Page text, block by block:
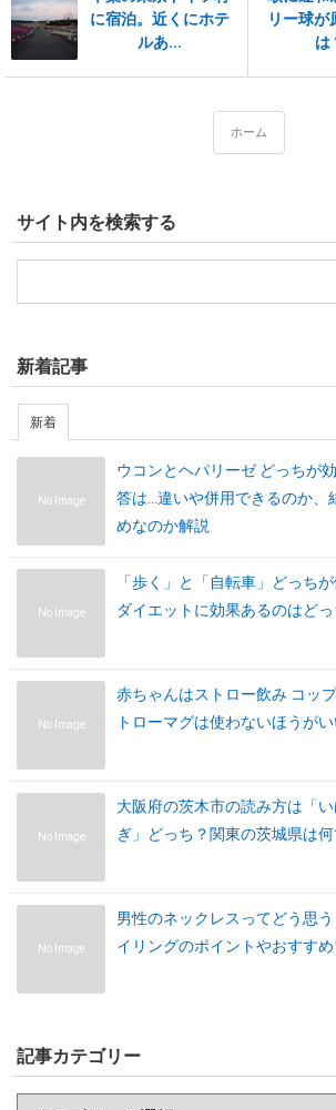
に宿泊。近くにホテ
ルあ...
リー球が
は
ホーム
サイト内を検索する
新着記事
新着
No Image
ウコンとヘパリーゼ どっちが
答は…違いや併用できるのか、
めなのか解説
No Image
「歩く」と「自転車」どっち
ダイエットに効果あるのはどっ
No Image
赤ちゃんはストロー飲み コッ
トローマグは使わないほうがい
No Image
大阪府の茨木市の読み方は「
ぎ」どっち？関東の茨城県は
No Image
男性のネックレスってどう思
イリングのポイントやおすす
記事カテゴリー